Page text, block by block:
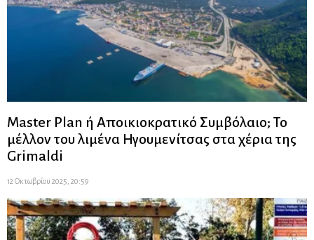
Master Plan ή Αποικιοκρατικό Συμβόλαιο; Το
μέλλον του λιμένα Ηγουμενίτσας στα χέρια της
Grimaldi
12 Οκτωβρίου 2025, 20:59